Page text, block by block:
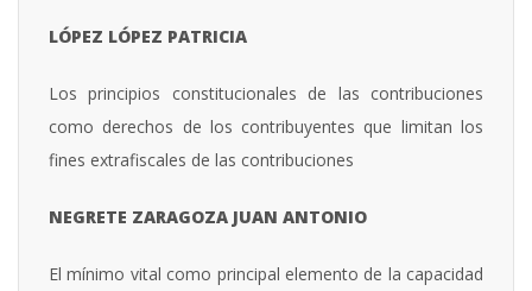
LÓPEZ LÓPEZ PATRICIA
Los principios constitucionales de las contribuciones
como derechos de los contribuyentes que limitan los
fines extrafiscales de las contribuciones
NEGRETE ZARAGOZA JUAN ANTONIO
El mínimo vital como principal elemento de la capacidad